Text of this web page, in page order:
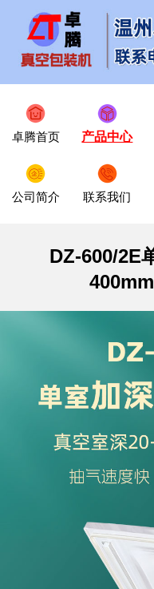
卓腾首页 产品中心
公司简介 联系我们
DZ-600/2E